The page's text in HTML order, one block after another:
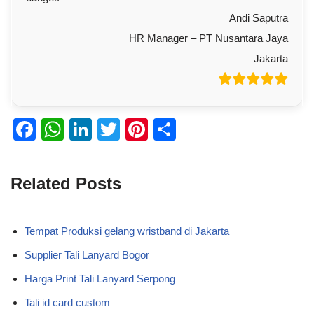
Andi Saputra
HR Manager – PT Nusantara Jaya
Jakarta
F
c
e
o
o
k
W
at
s
p
p
Li
k
e
n
T
er
Pi
Related Posts
Tempat Produksi gelang wristband di Jakarta
Supplier Tali Lanyard Bogor
Harga Print Tali Lanyard Serpong
Tali id card custom